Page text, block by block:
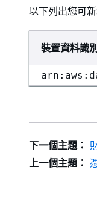
以下列出您可
裝置資料識
下一個主題：
上一個主題：